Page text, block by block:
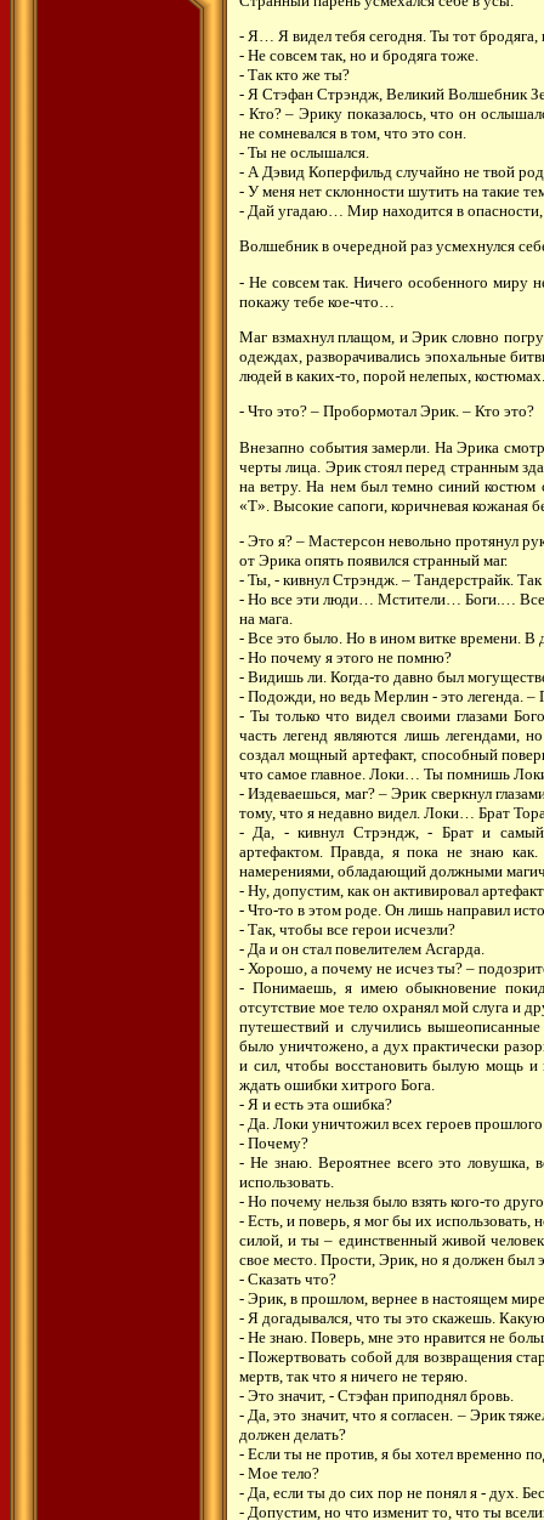
- Я… Я видел тебя сегодня. Ты тот бродяга,
- Не совсем так, но и бродяга тоже.
- Так кто же ты?
- Я Стэфан Стрэндж, Великий Волшебник
- Кто? – Эрику показалось, что он
не сомневался в том, что это сон.
- Ты не ослышался.
- А Дэвид Коперфильд случайно не твой
- У меня нет склонности шутить на такие
- Дай угадаю… Мир находится в опасности,
Волшебник в очередной раз усмехнулся
- Не совсем так. Ничего особенного миру
покажу тебе кое-что…
Маг взмахнул плащом, и Эрик словно
одеждах, разворачивались эпохальные
людей в каких-то, порой нелепых,
- Что это? – Пробормотал Эрик. – Кто это?
Внезапно события замерли. На Эрика
черты лица. Эрик стоял перед странным
на ветру. На нем был темно синий костюм
«Т». Высокие сапоги, коричневая кожаная
- Это я? – Мастерсон невольно протянул
от Эрика опять появился странный маг.
- Ты, - кивнул Стрэндж. – Тандерстрайк.
- Но все эти люди… Мстители… Боги.… Все
на мага.
- Все это было. Но в ином витке времени. В
- Но почему я этого не помню?
- Видишь ли. Когда-то давно был
- Подожди, но ведь Мерлин - это легенда. –
- Ты только что видел своими глазами
часть легенд являются лишь легендами,
создал мощный артефакт, способный
что самое главное. Локи… Ты помнишь
- Издеваешься, маг? – Эрик сверкнул
тому, что я недавно видел. Локи… Брат
- Да, - кивнул Стрэндж, - Брат и самый
артефактом. Правда, я пока не знаю
намерениями, обладающий должными
- Ну, допустим, как он активировал
- Что-то в этом роде. Он лишь направил
- Так, чтобы все герои исчезли?
- Да и он стал повелителем Асгарда.
- Хорошо, а почему не исчез ты? –
- Понимаешь, я имею обыкновение
отсутствие мое тело охранял мой слуга и
путешествий и случились
было уничтожено, а дух практически
и сил, чтобы восстановить былую мощь
ждать ошибки хитрого Бога.
- Я и есть эта ошибка?
- Да. Локи уничтожил всех героев
- Почему?
- Не знаю. Вероятнее всего это
использовать.
- Но почему нельзя было взять кого-то
- Есть, и поверь, я мог бы их использовать,
силой, и ты – единственный живой
свое место. Прости, Эрик, но я должен был
- Сказать что?
- Эрик, в прошлом, вернее в настоящем
- Я догадывался, что ты это скажешь.
- Не знаю. Поверь, мне это нравится не
- Пожертвовать собой для возвращения
мертв, так что я ничего не теряю.
- Это значит, - Стэфан приподнял бровь.
- Да, это значит, что я согласен. – Эрик
должен делать?
- Если ты не против, я бы хотел временно
- Мое тело?
- Да, если ты до сих пор не понял я - дух.
- Допустим, но что изменит то, что ты